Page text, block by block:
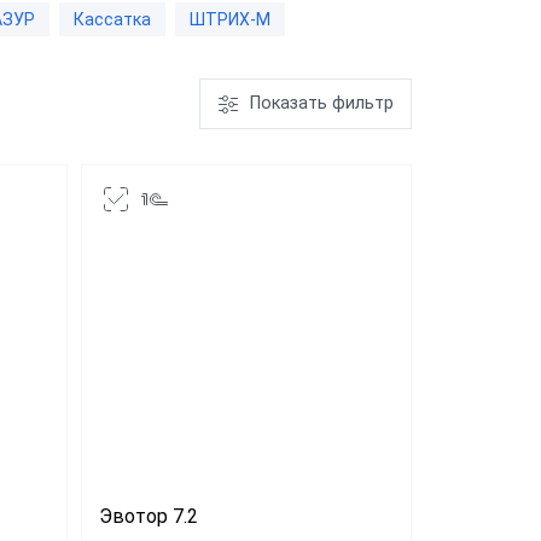
aQsi-5Ф с
эквайрингом
Кассатка ШТРИХ-М
Показать фильтр
Эвотор 7.2